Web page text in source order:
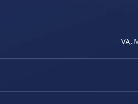
VA,